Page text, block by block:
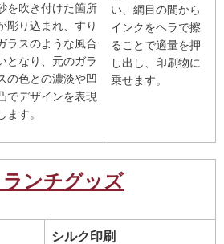
を吹き付けた箇所
彫り込まれ、すり
ラスのような風合
となり、元のガラ
の色との濃淡や凹
でデザインを表現
ます。
い、網目の間から
インクをヘラで擦
ることで適量を押
し出し、印刷物に
乗せます。
ンチグッズ
シルク印刷